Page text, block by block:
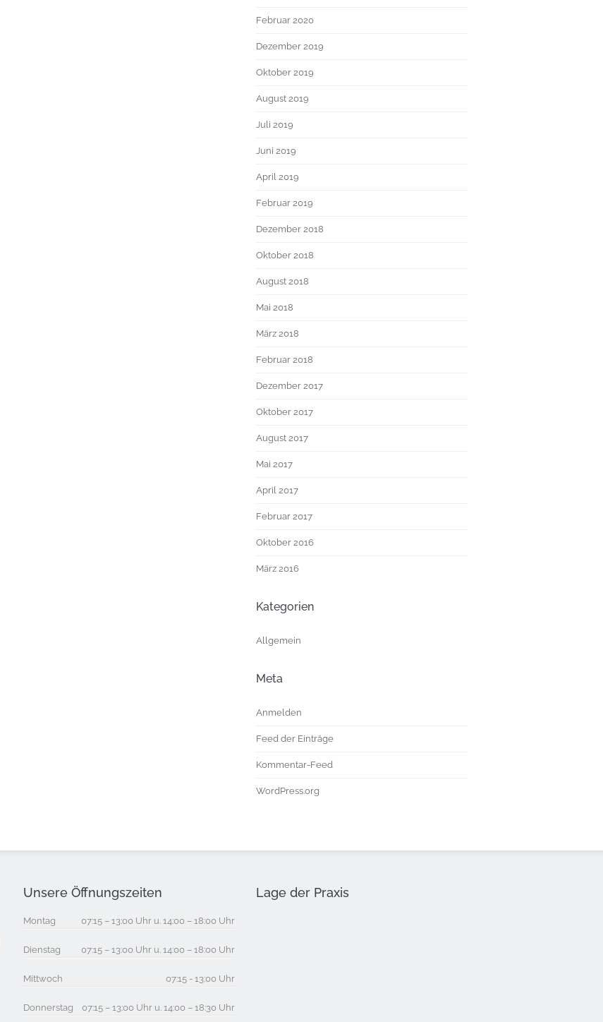
Februar 2020
Dezember 2019
Oktober 2019
August 2019
Juli 2019
Juni 2019
April 2019
Februar 2019
Dezember 2018
Oktober 2018
August 2018
Mai 2018
März 2018
Februar 2018
Dezember 2017
Oktober 2017
August 2017
Mai 2017
April 2017
Februar 2017
Oktober 2016
März 2016
Kategorien
Allgemein
Meta
Anmelden
Feed der Einträge
Kommentar-Feed
WordPress.org
Unsere Öffnungszeiten
Montag 07:15 – 13:00 Uhr u. 14:00 – 18:00 Uhr
Dienstag 07:15 – 13:00 Uhr u. 14:00 – 18:00 Uhr
Mittwoch 07:15 - 13:00 Uhr
Donnerstag 07:15 – 13:00 Uhr u. 14:00 – 18:30 Uhr
Lage der Praxis